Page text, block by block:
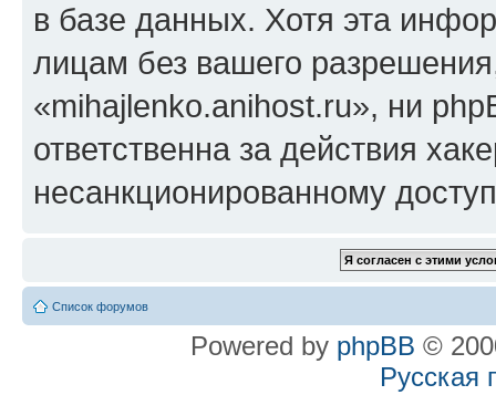
в базе данных. Хотя эта
лицам без вашего
«mihajlenko.anihost.ru», ни
ответственна за действия
несанкционированному
Список форумов
Powered by phpBB ©
Русская